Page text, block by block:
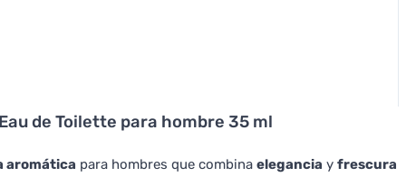
de Toilette para hombre 35 ml
aromática para hombres que combina elegancia y frescura